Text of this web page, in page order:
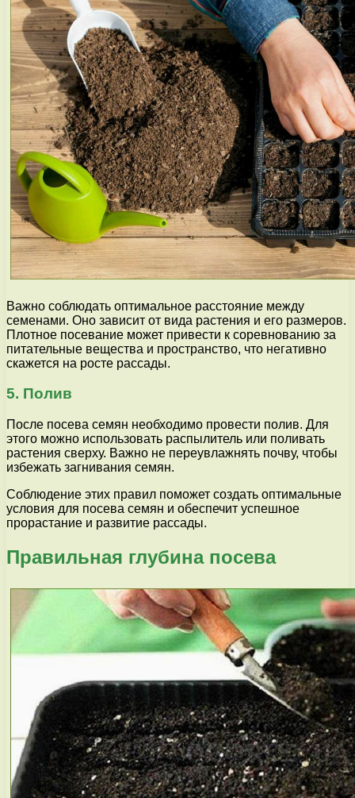
Важно соблюдать оптимальное расстояние между
семенами. Оно зависит от вида растения и его размеров.
Плотное посевание может привести к соревнованию за
питательные вещества и пространство, что негативно
скажется на росте рассады.
5. Полив
После посева семян необходимо провести полив. Для
этого можно использовать распылитель или поливать
растения сверху. Важно не переувлажнять почву, чтобы
избежать загнивания семян.
Соблюдение этих правил поможет создать оптимальные
условия для посева семян и обеспечит успешное
прорастание и развитие рассады.
Правильная глубина посева